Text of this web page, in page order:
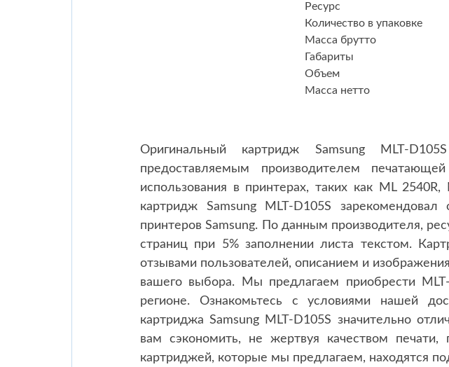
Ресурс
Количество в упаковке
Масса брутто
Габариты
Объем
Масса нетто
Оригинальный картридж Samsung MLT-
предоставляемым производителем
использования в принтерах, таких как ML
картридж Samsung MLT-D105S
принтеров Samsung. По данным производителя,
страниц при 5% заполнении листа текстом.
отзывами пользователей, описанием и
вашего выбора. Мы предлагаем приобрести
регионе. Ознакомьтесь с условиями нашей
картриджа Samsung MLT-D105S значительно
вам сэкономить, не жертвуя качеством
картриджей, которые мы предлагаем, находятся